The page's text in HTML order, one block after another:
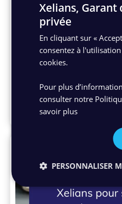
Webinar
Ressources Humaines :
processus RH
Découvrez dans ce
accompagne dans la
processus RH grâce à
09/07/2024
Xelians, Garant
privée
En cliquant sur «
consentez à
cookies.
Pour plus
consulter notre
savoir plus
PERSONNALISER